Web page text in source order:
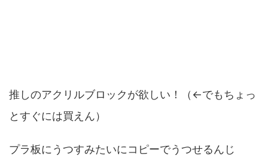
推しのアクリルブロックが欲しい！（←でもちょっ
とすぐには買えん）
プラ板にうつすみたいにコピーでうつせるんじ